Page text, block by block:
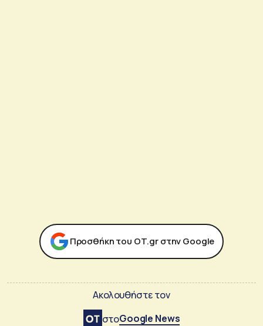
Προσθήκη του ΟΤ.gr στην Google
Ακολουθήστε τον
στοGoogle News